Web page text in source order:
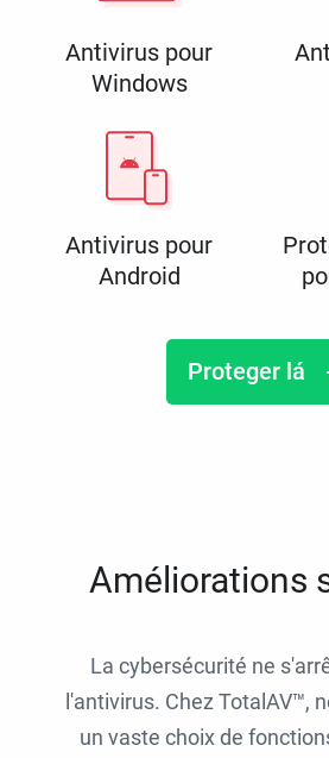
Antivirus pour
Windows
Antivirus pour
Android
Proteger lá
Améliorations
La cybersécurité ne
l'antivirus. Chez TotalAV™,
un vaste choix de